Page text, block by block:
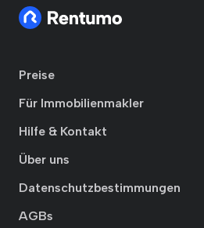
Preise
Für Immobilienmakler
Hilfe & Kontakt
Über uns
Datenschutzbestimmungen
AGBs